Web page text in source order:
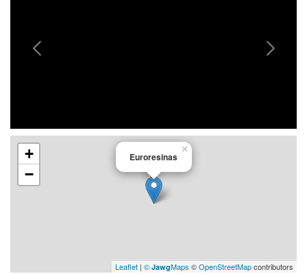
Euroresinas
×
+
−
Leaflet | © JawgMaps ©OpenStreetMapcontributors